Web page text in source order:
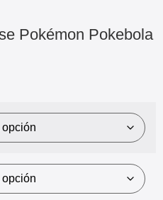
Pokémon Pokebola